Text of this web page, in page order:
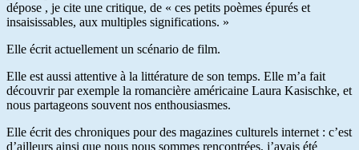
dépose , je cite une critique, de « ces petits poèmes épurés et
insaisissables, aux multiples significations. »
Elle écrit actuellement un scénario de film.
Elle est aussi attentive à la littérature de son temps. Elle m’a fait
découvrir par exemple la romancière américaine Laura Kasischke, et
nous partageons souvent nos enthousiasmes.
Elle écrit des chroniques pour des magazines culturels internet : c’est
d’ailleurs ainsi que nous nous sommes rencontrées, j’avais été